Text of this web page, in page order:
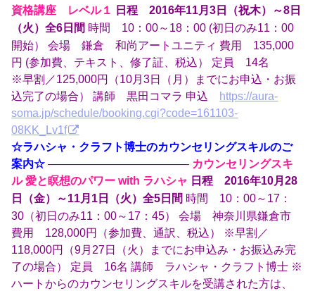
資格講座 レベル１
日程 2016年11月3日（祝木）～8日
（火）全6日間 時間 10：00～18：00 (初日のみ11：00
開始） 会場 鎌倉 和尚アートユニティ 費用 135,000
円 (参加費、テキスト、修了証、税込） 定員 14名
※早割／125,000円（10月3日（月）までにお申込・お振
込完了の場合） 講師 黒田コマラ 申込 https://aura-
soma.jp/schedule/booking.cgi?code=161103-
08KK_Lv1f
☆ラハシャ・クラフト博士のカウンセリングスキルのご
案内☆ ————————————– カウンセリングスキ
ル 愛と瞑想のパワー with ラハシャ 日程 2016年10月28
日（金）～11月1日（火）全5日間 時間 10：00～17：
30（初日のみ11：00～17：45） 会場 神奈川県鎌倉市
費用 128,000円（参加費、通訳、税込） ※早割／
118,000円（9月27日（火）までにお申込み・お振込み完
了の場合） 定員 16名 講師 ラハシャ・クラフト博士 ※
ハートからのカウンセリングスキルを受講された方は、